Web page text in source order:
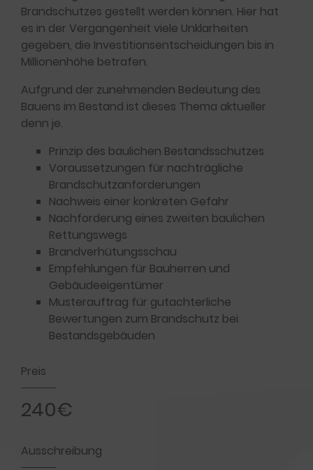
Brandschutzes gestellt werden können. Hier hat
es in der Vergangenheit viele Unklarheiten
gegeben, die Investitionsentscheidungen bis in
Millionenhöhe betrafen.
Aufgrund der zunehmenden Bedeutung des
Bauens im Bestand ist dieses Thema aktueller
denn je.
Prinzip des baulichen Bestandsschutzes
Voraussetzungen für nachträgliche
Brandschutzanforderungen
Nachweis einer konkreten Gefahr
Nachforderung eines zweiten baulichen
Rettungswegs
Brandverhütungsschau
Empfehlungen für Bauherren und
Gebäudeeigentümer
Musterauftrag für gutachterliche
Bewertungen zum Brandschutz bei
Bestandsgebäuden
Preis
240€
Ausschreibung